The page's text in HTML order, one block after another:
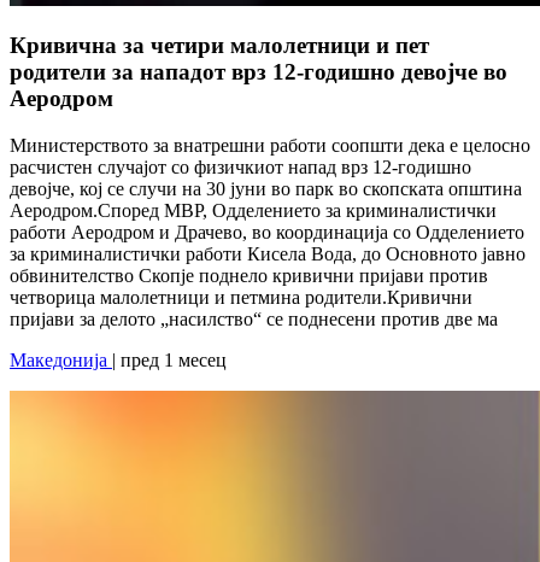
Кривична за четири малолетници и пет
родители за нападот врз 12-годишно девојче во
Аеродром
Министерството за внатрешни работи соопшти дека е целосно
расчистен случајот со физичкиот напад врз 12-годишно
девојче, кој се случи на 30 јуни во парк во скопската општина
Аеродром.Според МВР, Одделението за криминалистички
работи Аеродром и Драчево, во координација со Одделението
за криминалистички работи Кисела Вода, до Основното јавно
обвинителство Скопје поднело кривични пријави против
четворица малолетници и петмина родители.Кривични
пријави за делото „насилство“ се поднесени против две ма
Македонија | пред 1 месец